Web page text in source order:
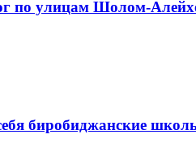
по улицам Шолом-
биробиджанские